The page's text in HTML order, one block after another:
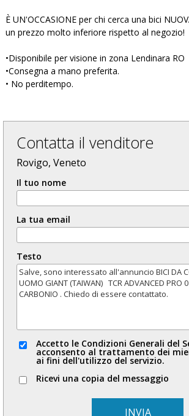
È UN'OCCASIONE per chi cerca una bici
un prezzo molto inferiore rispetto al negozio!
•Disponibile per visione in zona Lendinara RO
•Consegna a mano preferita.
• No perditempo.
Contatta il venditore
Rovigo, Veneto
Il tuo nome
La tua email
Testo
Accetto le Condizioni Generali del
acconsento al trattamento dei
ai fini dell'utilizzo del servizio.
Ricevi una copia del messaggio
INVIA